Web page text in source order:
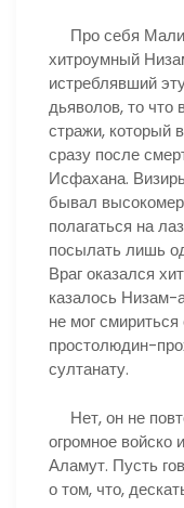
Про себя
хитроумный
истреблявший
дьяволов, то что
стражи, который
сразу после
Исфахана.
бывал
полагаться на
посылать лишь
Враг оказался
казалось Низам-
не мог
простолюдин-
султанату.
Нет, он не
огромное войско
Аламут. Пусть
о том, что,